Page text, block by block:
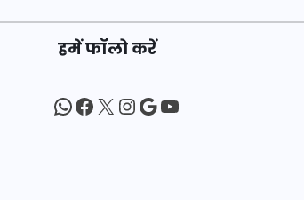
हमें फॉलो करें
WhatsApp
Facebook
X Instagram
Google
YouTube
अगस्त से 31